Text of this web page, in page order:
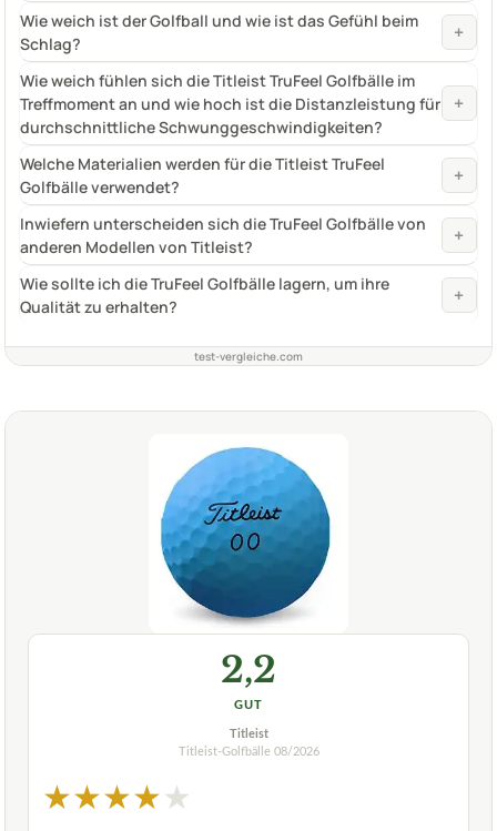
Wie weich ist der Golfball und wie ist das Gefühl beim
Schlag?
+
Wie weich fühlen sich die Titleist TruFeel Golfbälle im
Treffmoment an und wie hoch ist die Distanzleistung für
durchschnittliche Schwunggeschwindigkeiten?
+
Welche Materialien werden für die Titleist TruFeel
Golfbälle verwendet?
+
Inwiefern unterscheiden sich die TruFeel Golfbälle von
anderen Modellen von Titleist?
+
Wie sollte ich die TruFeel Golfbälle lagern, um ihre
Qualität zu erhalten?
+
test-vergleiche.com
2,2
GUT
Titleist
Titleist-Golfbälle 08/2026
★★★★★